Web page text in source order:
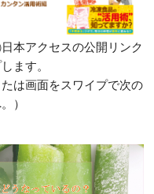
本アクセスの公開リンク
ます。
は画面をスワイプで次の
）